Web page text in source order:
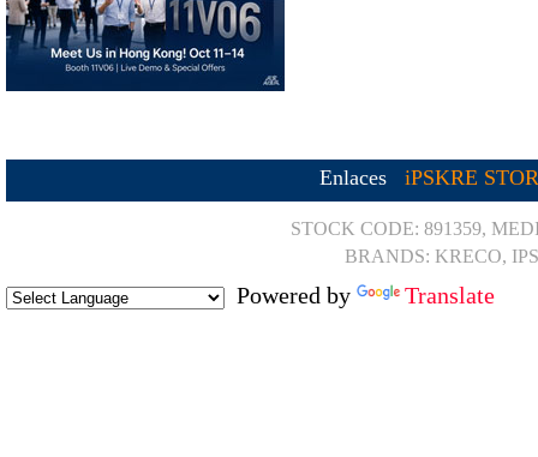
Enlaces iPSKRE
STOCK CODE: 891359,
BRANDS: KRECO,
Powered by Translate